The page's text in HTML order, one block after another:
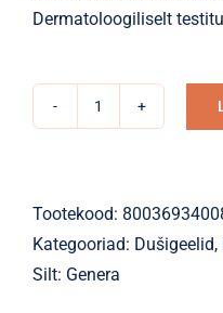
Dermatoloogiliselt
Dolce
Beebidele
Aloe
Alternative:
Tootekood:
Kategooriad: Dušigeelid,
Silt: Genera